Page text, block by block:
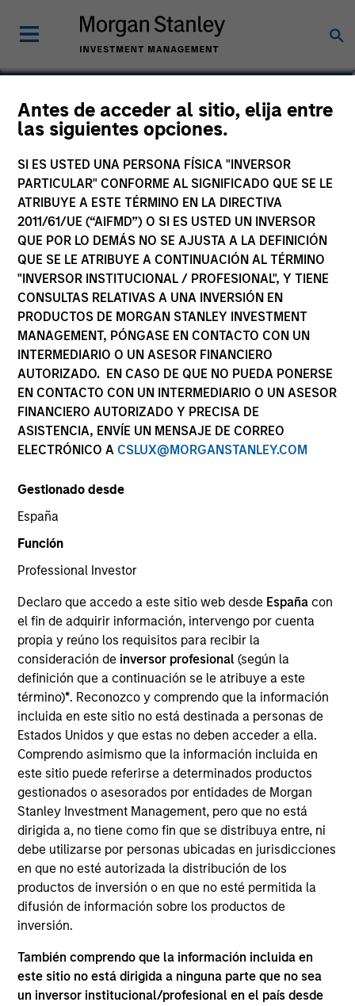
Antes de acceder al sitio, elija entre
las siguientes opciones.
SI ES USTED UNA PERSONA FÍSICA "INVERSOR
PARTICULAR" CONFORME AL SIGNIFICADO QUE SE LE
ATRIBUYE A ESTE TÉRMINO EN LA DIRECTIVA
2011/61/UE (“AIFMD”) O SI ES USTED UN INVERSOR
QUE POR LO DEMÁS NO SE AJUSTA A LA DEFINICIÓN
QUE SE LE ATRIBUYE A CONTINUACIÓN AL TÉRMINO
"INVERSOR INSTITUCIONAL / PROFESIONAL", Y TIENE
CONSULTAS RELATIVAS A UNA INVERSIÓN EN
PRODUCTOS DE MORGAN STANLEY INVESTMENT
MANAGEMENT, PÓNGASE EN CONTACTO CON UN
INTERMEDIARIO O UN ASESOR FINANCIERO
AUTORIZADO. EN CASO DE QUE NO PUEDA PONERSE
EN CONTACTO CON UN INTERMEDIARIO O UN ASESOR
FINANCIERO AUTORIZADO Y PRECISA DE
ASISTENCIA, ENVÍE UN MENSAJE DE CORREO
ELECTRÓNICO A CSLUX@MORGANSTANLEY.COM
Gestionado desde
España
Función
Professional Investor
Declaro que accedo a este sitio web desde España con
el fin de adquirir información, intervengo por cuenta
propia y reúno los requisitos para recibir la
consideración de inversor profesional(según la
definición que a continuación se le atribuye a este
término)*. Reconozco y comprendo que la información
incluida en este sitio no está destinada a personas de
Estados Unidos y que estas no deben acceder a ella.
Comprendo asimismo que la información incluida en
este sitio puede referirse a determinados productos
gestionados o asesorados por entidades de Morgan
Stanley Investment Management, pero que no está
dirigida a, no tiene como fin que se distribuya entre, ni
debe utilizarse por personas ubicadas en jurisdicciones
en que no esté autorizada la distribución de los
productos de inversión o en que no esté permitida la
difusión de información sobre los productos de
inversión.
También comprendo que la información incluida en
este sitio no está dirigida a ninguna parte que no sea
un inversor institucional/profesional en el país desde
Michael P. Carroll
Partner
YEARS OF INDUSTRY EXPERIENCE
EQUIPO
Morgan Stanley Private Equity Solutions Team
Michael Carroll is a Managing Director and Partner
with the Morgan Stanley Private Equity Solutions
team. Prior to joining the firm, Michael served on
the investment teams at Davidson Kempner Capital
Management and Tennenbaum Capital Partners. He
began his career as an investment banking analyst
at J.P. Morgan. Michael received a B.B.A. with high
distinction from the University of Michigan and an
M.B.A. from the Wharton School of the University of
Pennsylvania.